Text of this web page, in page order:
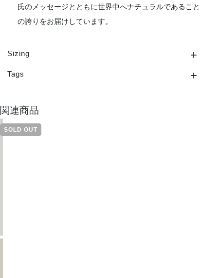
氏のメッセージとともに世界中へナチュラルであること
の誇りをお届けしています。
Sizing
Tags
関連商品
SOLD OUT